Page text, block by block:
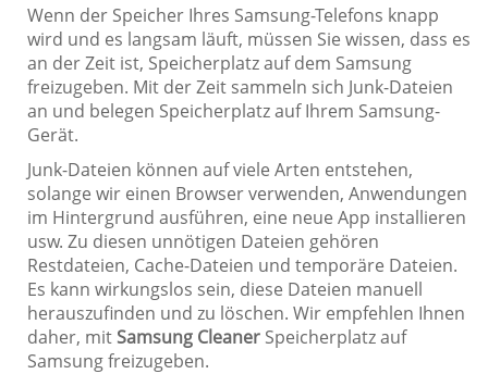
Wenn der Speicher Ihres Samsung-Telefons knapp
wird und es langsam läuft, müssen Sie wissen, dass es
an der Zeit ist, Speicherplatz auf dem Samsung
freizugeben. Mit der Zeit sammeln sich Junk-Dateien
an und belegen Speicherplatz auf Ihrem Samsung-
Gerät.
Junk-Dateien können auf viele Arten entstehen,
solange wir einen Browser verwenden, Anwendungen
im Hintergrund ausführen, eine neue App installieren
usw. Zu diesen unnötigen Dateien gehören
Restdateien, Cache-Dateien und temporäre Dateien.
Es kann wirkungslos sein, diese Dateien manuell
herauszufinden und zu löschen. Wir empfehlen Ihnen
daher, mitSamsung Cleaner Speicherplatz auf
Samsung freizugeben.